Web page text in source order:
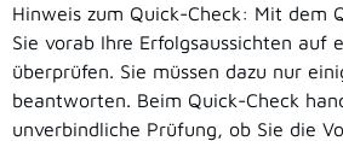
Hinweis zum Quick-Check: Mit dem
Sie vorab Ihre Erfolgsaussichten auf
überprüfen. Sie müssen dazu nur
beantworten. Beim Quick-Check
unverbindliche Prüfung, ob Sie die